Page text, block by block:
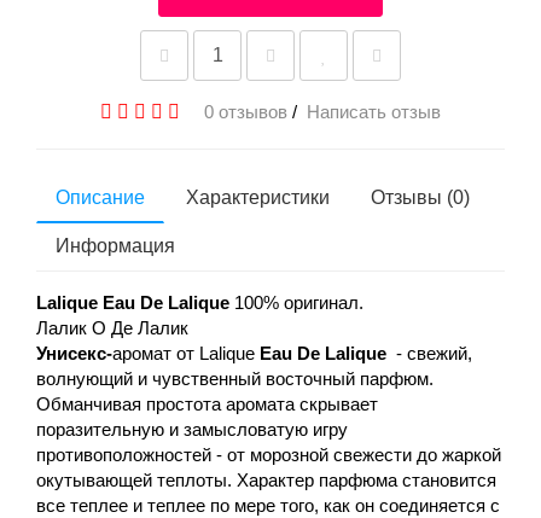
0 отзывов / Написать отзыв
Описание Характеристики Отзывы (0)
Информация
Lalique Eau De Lalique 100% оригинал.
Лалик О Де Лалик
Унисекс-аромат от Lalique Eau De Lalique - свежий,
волнующий и чувственный восточный парфюм.
Обманчивая простота аромата скрывает
поразительную и замысловатую игру
противоположностей - от морозной свежести до жаркой
окутывающей теплоты. Характер парфюма становится
все теплее и теплее по мере того, как он соединяется с